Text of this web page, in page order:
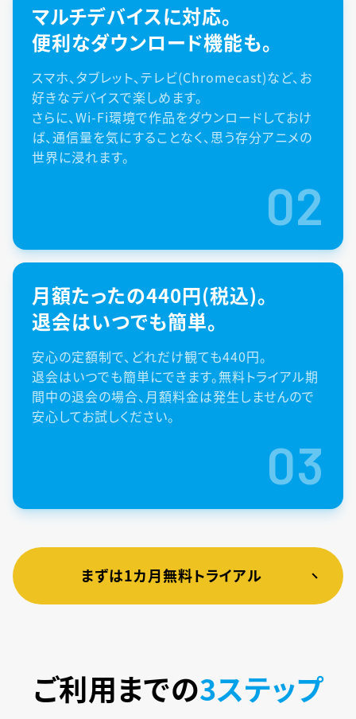
マルチデバイスに対応。
便利なダウンロード機能も。
スマホ、タブレット、テレビ(Chromecast)など、お
好きなデバイスで楽しめます。
さらに、Wi-Fi環境で作品をダウンロードしておけ
ば、通信量を気にすることなく、思う存分アニメの
世界に浸れます。
02
月額たったの440円(税込)。
退会はいつでも簡単。
安心の定額制で、どれだけ観ても440円。
退会はいつでも簡単にできます。無料トライアル期
間中の退会の場合、月額料金は発生しませんので
安心してお試しください。
03
まずは1カ月無料トライアル
ご利用までの3ステップ